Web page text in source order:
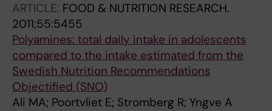
ARTICLE: FOOD & NUTRITION RESEARCH.
2011;55:5455
Polyamines: total daily intake in adolescents
compared to the intake estimated from the
Swedish Nutrition Recommendations
Objectified (SNO)
Ali MA; Poortvliet E; Stromberg R; Yngve A